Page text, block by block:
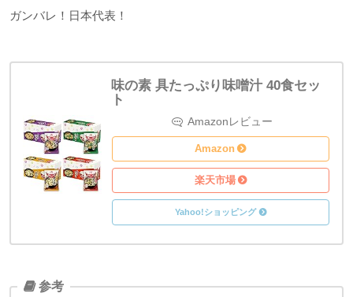
ガンバレ！日本代表！
味の素 具たっぷり味噌汁 40食セッ
ト
Amazon
Amazon
楽天市場
Yahoo!ショッピング